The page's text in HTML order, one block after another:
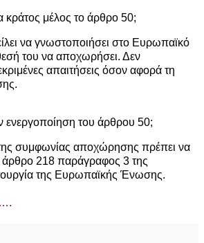
κράτος μέλος το άρθρο 50;
να γνωστοποιήσει στο Ευρωπαϊκό
του να αποχωρήσει. Δεν
απαιτήσεις όσον αφορά τη
ενεργοποίηση του άρθρου 50;
συμφωνίας αποχώρησης πρέπει να
άρθρο 218 παράγραφος 3 της
της Ευρωπαϊκής Ένωσης.